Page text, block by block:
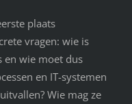
plaats
vragen: wie is
wie moet dus
en IT-systemen
Wie mag ze